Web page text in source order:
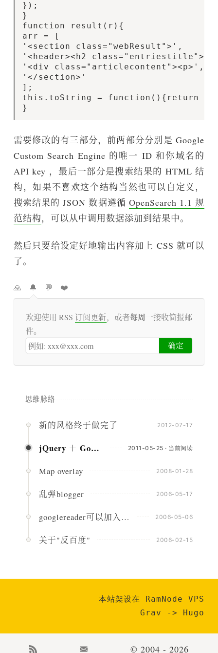
});
}
function result(r){
arr = [
'<section class="webResult">',
'<header><h2
'<div
'</section>'
];
this.toString = function(){return
需要修改的有三部分，前两部分分别是 Google
Custom Search Engine 的唯一 ID 和你域名的
API key ，最后一部分是搜索结果的 HTML 结
构，如果不喜欢这个结构当然也可以自定义，
搜索结果的 JSON 数据遵循 OpenSearch 1.1 规
范结构，可以从中调用数据添加到结果中。
然后只要给设定好地输出内容加上 CSS 就可以
了。
🙏 🔔 💬 ❤️
欢迎使用 RSS 订阅更新，或者每周一接收简报邮
件。
思维脉络
新的风格终于做完了 2012-07-17
jQuery ＋ Google’s AJAX Search API 2011-05-25 · 当前阅读
Map overlay 2008-01-28
乱弹blogger 2006-05-17
googlereader可以加入google个性化主页了，及其它。 2006-05-06
关于"反百度" 2006-02-15
本站架设在 RamNode VPS
Grav
-> Hugo
© 2004 - 2026